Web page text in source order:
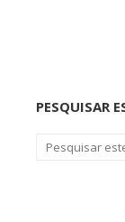
PESQUISAR